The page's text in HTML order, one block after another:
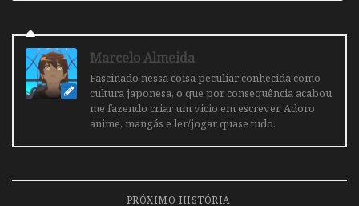
Marcelo Almeida
Fascinado nessa coisa peculiar conhecida como
cultura japonesa, o que por consequência acabou
me fazendo criar um vicio em escrever. Adoro
anime, mangás e ler/jogar quase tudo.
PRÓXIMO HISTÓRIA